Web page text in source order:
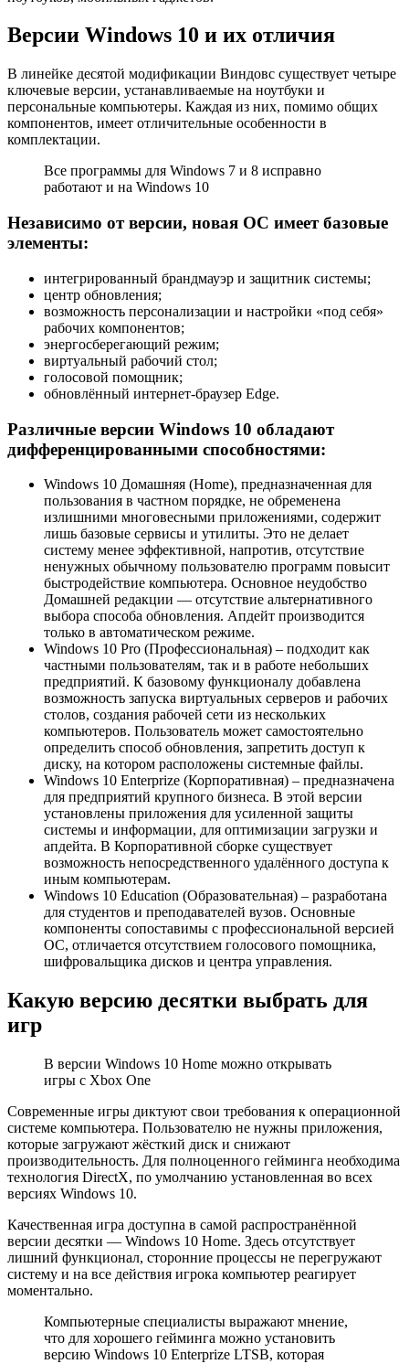
Версии Windows 10 и их отличия
В линейке десятой модификации Виндовс существует четыре
ключевые версии, устанавливаемые на ноутбуки и
персональные компьютеры. Каждая из них, помимо общих
компонентов, имеет отличительные особенности в
комплектации.
Все программы для Windows 7 и 8 исправно
работают и на Windows 10
Независимо от версии, новая ОС имеет базовые
элементы:
интегрированный брандмауэр и защитник системы;
центр обновления;
возможность персонализации и настройки «под себя»
рабочих компонентов;
энергосберегающий режим;
виртуальный рабочий стол;
голосовой помощник;
обновлённый интернет-браузер Edge.
Различные версии Windows 10 обладают
дифференцированными способностями:
Windows 10 Домашняя (Home), предназначенная для
пользования в частном порядке, не обременена
излишними многовесными приложениями, содержит
лишь базовые сервисы и утилиты. Это не делает
систему менее эффективной, напротив, отсутствие
ненужных обычному пользователю программ повысит
быстродействие компьютера. Основное неудобство
Домашней редакции — отсутствие альтернативного
выбора способа обновления. Апдейт производится
только в автоматическом режиме.
Windows 10 Pro (Профессиональная) – подходит как
частными пользователям, так и в работе небольших
предприятий. К базовому функционалу добавлена
возможность запуска виртуальных серверов и рабочих
столов, создания рабочей сети из нескольких
компьютеров. Пользователь может самостоятельно
определить способ обновления, запретить доступ к
диску, на котором расположены системные файлы.
Windows 10 Enterprize (Корпоративная) – предназначена
для предприятий крупного бизнеса. В этой версии
установлены приложения для усиленной защиты
системы и информации, для оптимизации загрузки и
апдейта. В Корпоративной сборке существует
возможность непосредственного удалённого доступа к
иным компьютерам.
Windows 10 Education (Образовательная) – разработана
для студентов и преподавателей вузов. Основные
компоненты сопоставимы с профессиональной версией
ОС, отличается отсутствием голосового помощника,
шифровальщика дисков и центра управления.
Какую версию десятки выбрать для
игр
В версии Windows 10 Home можно открывать
игры с Xbox One
Современные игры диктуют свои требования к операционной
системе компьютера. Пользователю не нужны приложения,
которые загружают жёсткий диск и снижают
производительность. Для полноценного гейминга необходима
технология DirectX, по умолчанию установленная во всех
версиях Windows 10.
Качественная игра доступна в самой распространённой
версии десятки — Windows 10 Home. Здесь отсутствует
лишний функционал, сторонние процессы не перегружают
систему и на все действия игрока компьютер реагирует
моментально.
Компьютерные специалисты выражают мнение,
что для хорошего гейминга можно установить
версию Windows 10 Enterprize LTSB, которая